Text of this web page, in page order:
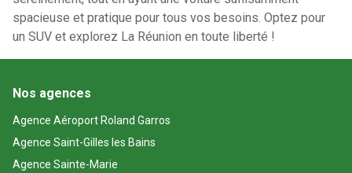
spacieuse et pratique pour tous vos besoins. Optez pour
un SUV et explorez La Réunion en toute liberté !
Nos agences
Agence Aéroport Roland Garros
Agence Saint-Gilles les Bains
Agence Sainte-Marie